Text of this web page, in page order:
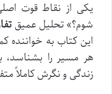
یکی از نقاط قوت
شوم؟» تحلیل عمیق
این کتاب به خواننده
هر مسیر را بشناسد،
زندگی و نگرش کاملاً